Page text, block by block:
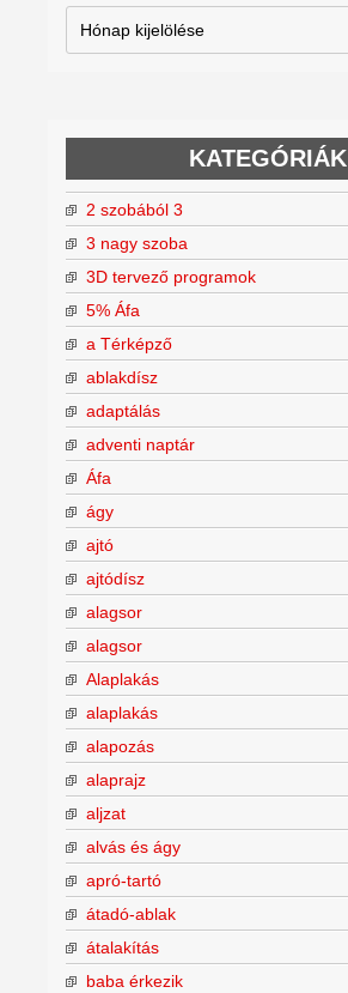
Archívum
KATEGÓRIÁK
2 szobából 3
3 nagy szoba
3D tervező programok
5% Áfa
a Térképző
ablakdísz
adaptálás
adventi naptár
Áfa
ágy
ajtó
ajtódísz
alagsor
alagsor
Alaplakás
alaplakás
alapozás
alaprajz
aljzat
alvás és ágy
apró-tartó
átadó-ablak
átalakítás
baba érkezik